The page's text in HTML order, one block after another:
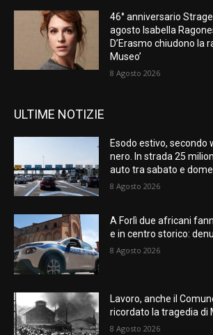
46° anniversario
agosto Isabella
D’Erasmo chiudono la
Museo’
8 Agosto 2026
ULTIME NOTIZIE
Esodo estivo, secondo
nero. In strada 25
auto tra sabato e
8 Agosto 2026
A Forlì due africani
e in centro storico:
8 Agosto 2026
Lavoro, anche il
ricordato la tragedia di
8 Agosto 2026